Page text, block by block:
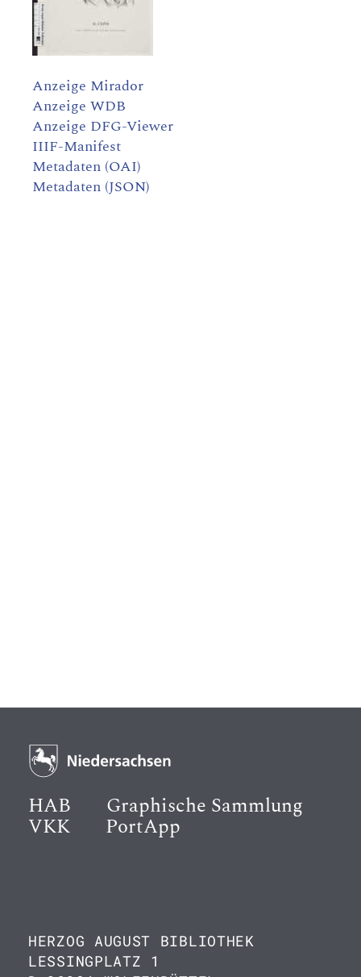
Anzeige Mirador
Anzeige WDB
Anzeige DFG-Viewer
IIIF-Manifest
Metadaten (OAI)
Metadaten (JSON)
HAB Graphische Sammlung
VKK PortApp
HERZOG AUGUST BIBLIOTHEK
LESSINGPLATZ 1